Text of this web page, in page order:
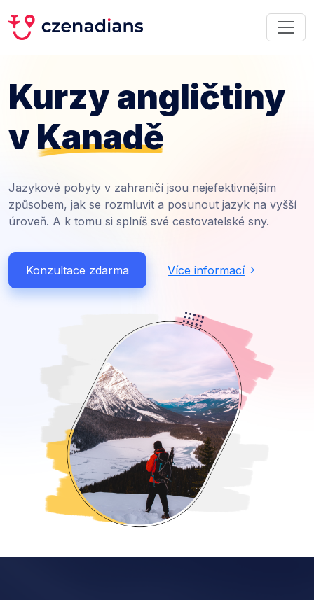
Kurzy angličtiny
v Kanadě
Jazykové pobyty v zahraničí jsou nejefektivnějším
způsobem, jak se rozmluvit a posunout jazyk na vyšší
úroveň. A k tomu si splníš své cestovatelské sny.
Konzultace zdarma Více informací